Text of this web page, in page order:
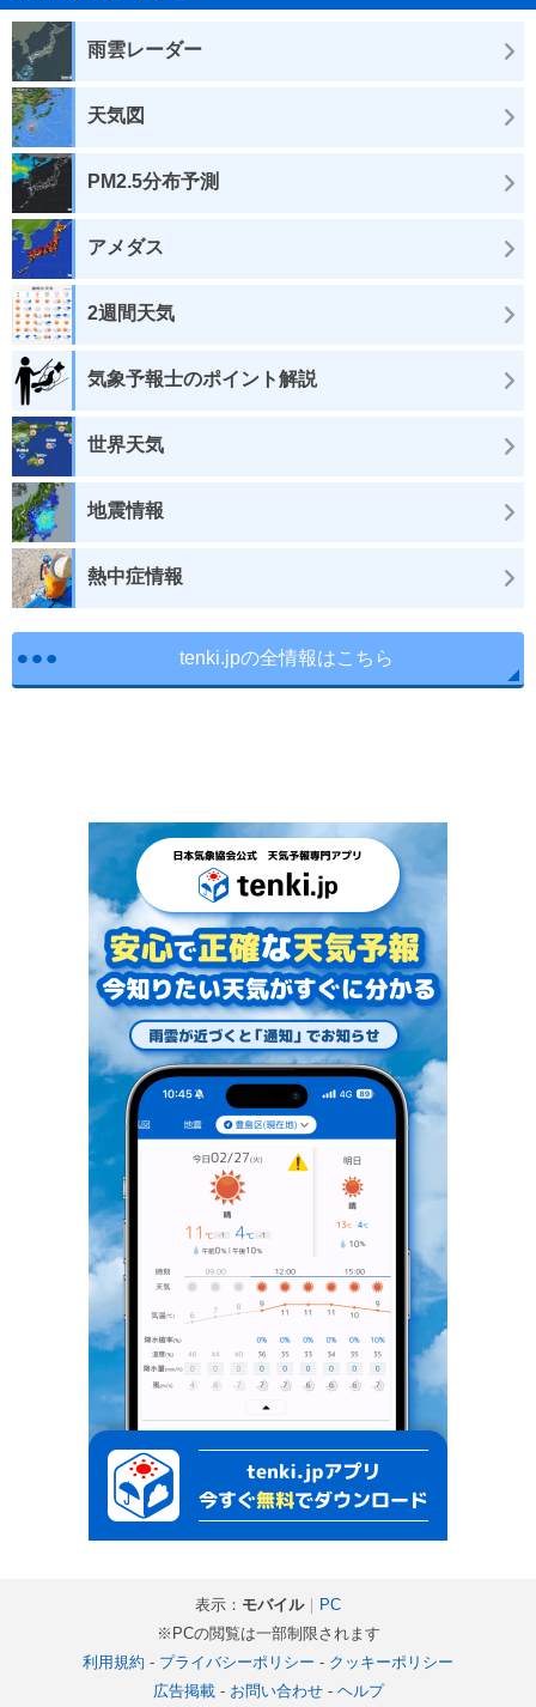
雨雲レーダー
天気図
PM2.5分布予測
アメダス
2週間天気
気象予報士のポイント解説
世界天気
地震情報
熱中症情報
tenki.jpの全情報はこちら
表示： モバイル｜ PC
※PCの閲覧は一部制限されます
利用規約 - プライバシーポリシー - クッキーポリシー
広告掲載- お問い合わせ- ヘルプ